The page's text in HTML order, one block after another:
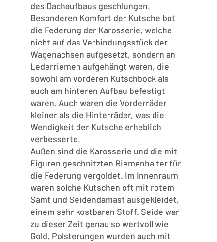
des Dachaufbaus geschlungen.
Besonderen Komfort der Kutsche bot
die Federung der Karosserie, welche
nicht auf das Verbindungsstück der
Wagenachsen aufgesetzt, sondern an
Lederriemen aufgehängt waren, die
sowohl am vorderen Kutschbock als
auch am hinteren Aufbau befestigt
waren. Auch waren die Vorderräder
kleiner als die Hinterräder, was die
Wendigkeit der Kutsche erheblich
verbesserte.
Außen sind die Karosserie und die mit
Figuren geschnitzten Riemenhalter für
die Federung vergoldet. Im Innenraum
waren solche Kutschen oft mit rotem
Samt und Seidendamast ausgekleidet,
einem sehr kostbaren Stoff. Seide war
zu dieser Zeit genau so wertvoll wie
Gold. Polsterungen wurden auch mit